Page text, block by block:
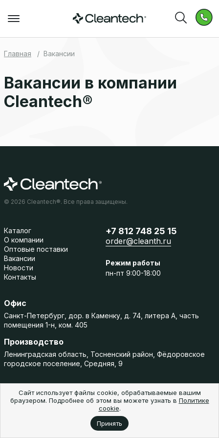
Главная Вакансии
Вакансии в компании
Cleantech®
© 2026 Cleantech®. Все права защищены.
Каталог
О компании
Оптовые поставки
Вакансии
Новости
Контакты
+7 812 748 25 15
order@cleanth.ru
Режим работы
пн-пт 9:00-18:00
Офис
Санкт-Петербург, дор. в Каменку, д. 74, литера А, часть
помещения 1-н, ком. 405
Производство
Ленинградская область, Тосненский район, Фёдоровское
городское поселение, Средняя, 9
Сайт использует файлы cookie, обрабатываемые вашим
браузером. Подробнее об этом вы можете узнать в Политике
cookie.
Принять